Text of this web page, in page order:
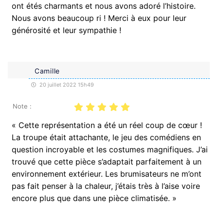
ont étés charmants et nous avons adoré l’histoire.
Nous avons beaucoup ri ! Merci à eux pour leur
générosité et leur sympathie !
Camille
20 juillet 2022 15h49
Note :
« Cette représentation a été un réel coup de cœur !
La troupe était attachante, le jeu des comédiens en
question incroyable et les costumes magnifiques. J’ai
trouvé que cette pièce s’adaptait parfaitement à un
environnement extérieur. Les brumisateurs ne m’ont
pas fait penser à la chaleur, j’étais très à l’aise voire
encore plus que dans une pièce climatisée. »